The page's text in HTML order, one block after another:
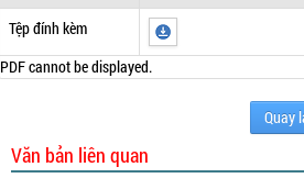
Tệp đính kèm
PDF cannot be displayed.
Quay
Văn bản liên quan